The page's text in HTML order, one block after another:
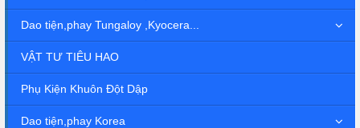
Dao tiện,phay Tungaloy ,Kyocera...
VẬT TƯ TIÊU HAO
Phụ Kiện Khuôn Đột Dập
Dao tiện,phay Korea